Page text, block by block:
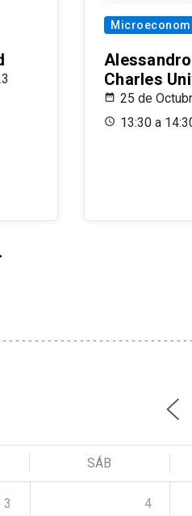
Charles
25 de
13:30 a
SÁB
3 4